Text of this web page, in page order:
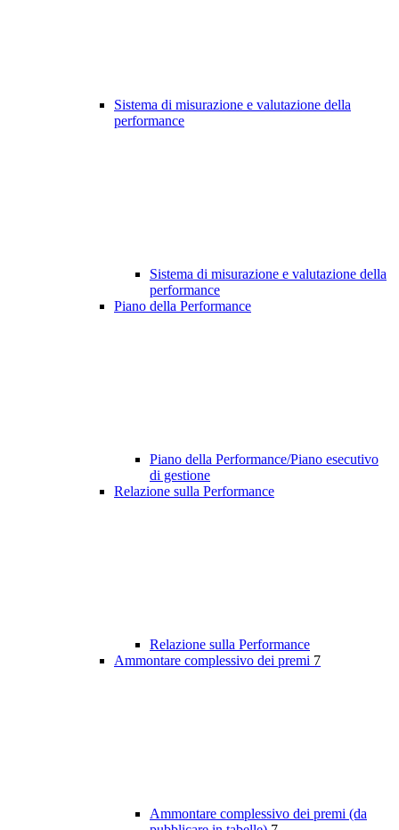
Sistema di misurazione e valutazione della
performance
Sistema di misurazione e valutazione della
performance
Piano della Performance
Piano della Performance/Piano esecutivo
di gestione
Relazione sulla Performance
Relazione sulla Performance
Ammontare complessivo dei premi 7
Ammontare complessivo dei premi (da